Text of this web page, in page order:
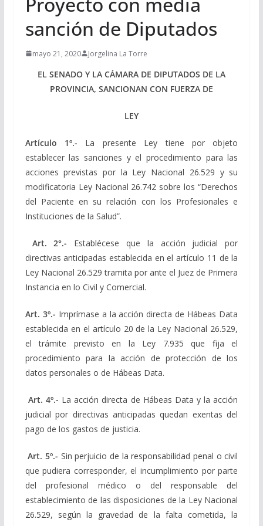
sanción de Diputados
mayo 21, 2020 Jorgelina La Torre
EL SENADO Y LA CÁMARA DE DIPUTADOS DE LA
PROVINCIA, SANCIONAN CON FUERZA DE
LEY
Artículo 1º.- La presente Ley tiene por objeto
establecer las sanciones y el procedimiento para las
acciones previstas por la Ley Nacional 26.529 y su
modificatoria Ley Nacional 26.742 sobre los “Derechos
del Paciente en su relación con los Profesionales e
Instituciones de la Salud”.
Art. 2°.- Establécese que la acción judicial por
directivas anticipadas establecida en el artículo 11 de la
Ley Nacional 26.529 tramita por ante el Juez de Primera
Instancia en lo Civil y Comercial.
Art. 3º.- Imprímase a la acción directa de Hábeas Data
establecida en el artículo 20 de la Ley Nacional 26.529,
el trámite previsto en la Ley 7.935 que fija el
procedimiento para la acción de protección de los
datos personales o de Hábeas Data.
Art. 4º.- La acción directa de Hábeas Data y la acción
judicial por directivas anticipadas quedan exentas del
pago de los gastos de justicia.
Art. 5º.- Sin perjuicio de la responsabilidad penal o civil
que pudiera corresponder, el incumplimiento por parte
del profesional médico o del responsable del
establecimiento de las disposiciones de la Ley Nacional
26.529, según la gravedad de la falta cometida, la